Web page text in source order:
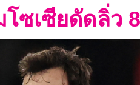
โซเซียดัดลิ่ว